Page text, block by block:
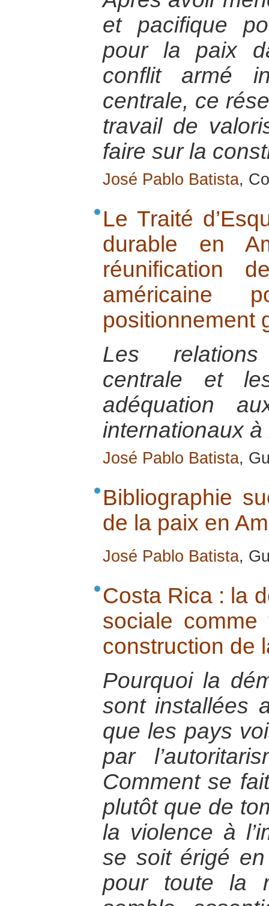
et pacifique
pour la paix
conflit armé
centrale, ce
travail de
faire sur la
José Pablo Batista,
Le Traité
durable en
réunification
américaine
positionnement
Les
centrale et
adéquation
internationaux
José Pablo Batista,
Bibliographie
de la paix en
José Pablo Batista,
Costa Rica : la
sociale comme
construction de
Pourquoi la
sont installées
que les pays
par
Comment se
plutôt que de
la violence à
se soit érigé
pour toute la